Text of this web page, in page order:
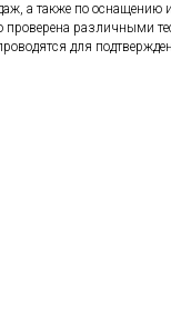
а также по оснащению
проверена различными
для